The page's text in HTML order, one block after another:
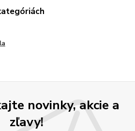
novinky, akcie a
zľavy!